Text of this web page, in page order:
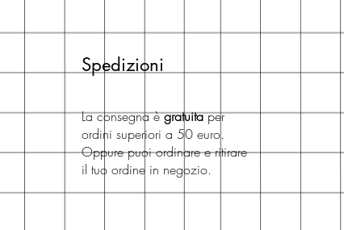
Spedizioni
La consegna ègratuitaper
ordini superiori a 50 euro.
Oppure puoi ordinare e ritirare
il tuo ordine in negozio.